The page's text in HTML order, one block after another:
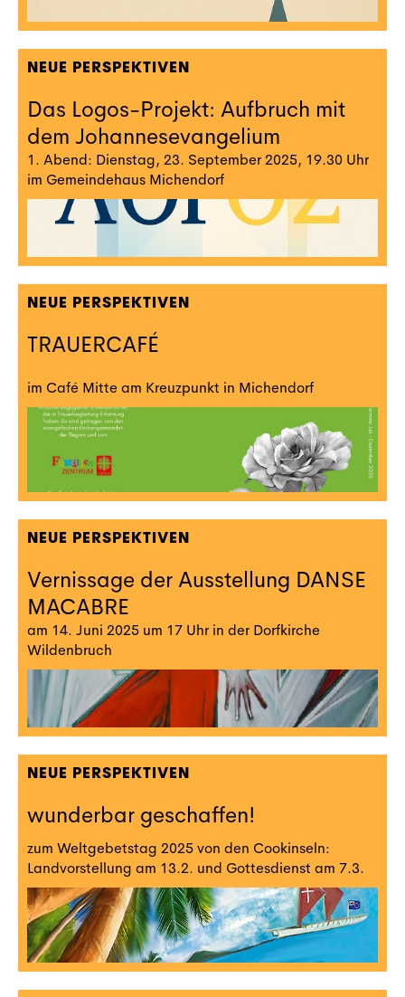
NEUE PERSPEKTIVEN
Das Logos-Projekt: Aufbruch mit
dem Johannesevangelium
1. Abend: Dienstag, 23. September 2025, 19.30 Uhr
im Gemeindehaus Michendorf
NEUE PERSPEKTIVEN
TRAUERCAFÉ
im Café Mitte am Kreuzpunkt in Michendorf
NEUE PERSPEKTIVEN
Vernissage der Ausstellung DANSE
MACABRE
am 14. Juni 2025 um 17 Uhr in der Dorfkirche
Wildenbruch
NEUE PERSPEKTIVEN
wunderbar geschaffen!
zum Weltgebetstag 2025 von den Cookinseln:
Landvorstellung am 13.2. und Gottesdienst am 7.3.